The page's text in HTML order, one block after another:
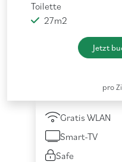
Toilette
27m2
Jetzt
pro
Gratis WLAN
Smart-TV
Safe